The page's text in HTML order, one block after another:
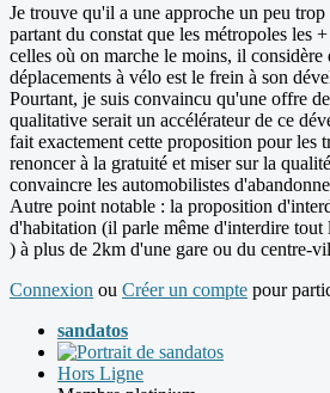
Je trouve qu'il a une approche un peu
partant du constat que les métropoles les
celles où on marche le moins, il considère
déplacements à vélo est le frein à son
Pourtant, je suis convaincu qu'une offre
qualitative serait un accélérateur de ce
fait exactement cette proposition pour les
renoncer à la gratuité et miser sur la
convaincre les automobilistes
Autre point notable : la proposition
d'habitation (il parle même d'interdire tout
) à plus de 2km d'une gare ou du centre-
Connexion ou Créer un compte pour
sandatos
Hors Ligne